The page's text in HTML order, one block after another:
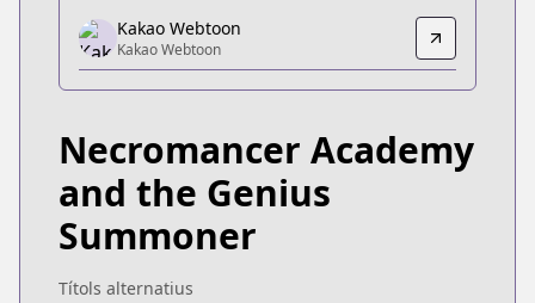
http://necromancer-academy.com/
Kakao Webtoon
Kakao Webtoon
Kakao Webtoon
Kakao Webtoon
https://webtoon.kakao.com/content/네크로맨서-
KakaoPage
https://page.kakao.com/content/62727430
Kakao Webtoon
Kakao Webtoon
Necromancer Academy
and the Genius
Summoner
Títols alternatius